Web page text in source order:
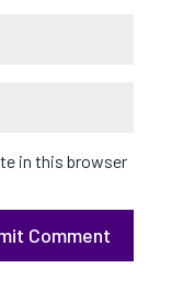
in this browser
Comment